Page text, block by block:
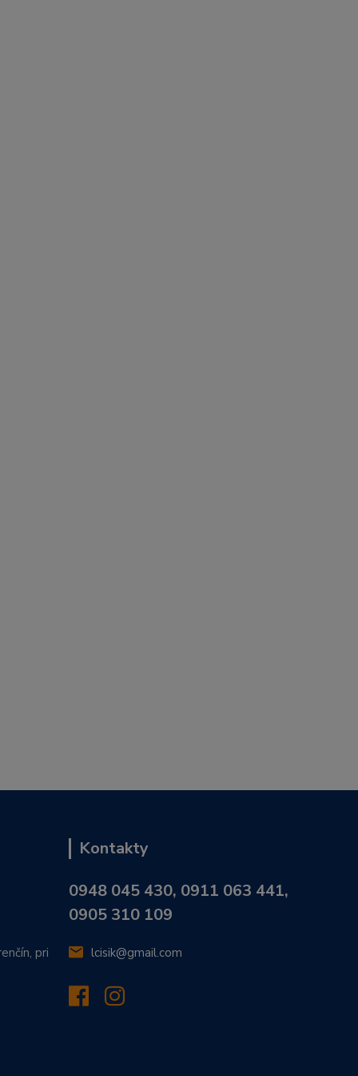
pri
Kontakty
0948 045 430, 0911 063 441,
0905 310 109
lcisik@gmail.com